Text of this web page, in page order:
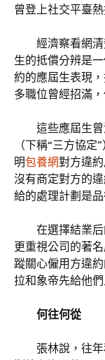
曾登上社交平臺熱
經濟察看網
生的抵償分辨是
約的應屆生表現
多職位曾經招滿
這些應屆生
（下稱“三方協
明包養網對方違
沒有商定對方的
給的處理計劃是
在選擇結業
更重視公司的著
蹤關心僱用方違
拉和象帝先給他們
何往何從
張林說，往